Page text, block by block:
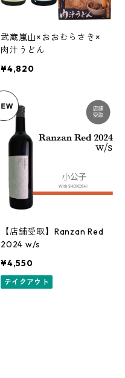
武蔵嵐山×おおむらさき×
肉汁うどん
¥4,820
【店舗受取】Ranzan Red
2024 w/s
¥4,550
テイクアウト